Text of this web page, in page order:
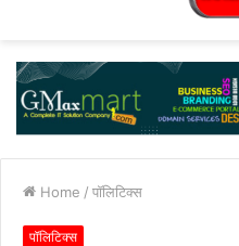
Home / पॉलिटिक्स
पॉलिटिक्स